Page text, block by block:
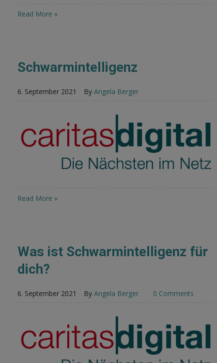
Read More »
Schwarmintelligenz
6. September 2021 By Angela Berger
Read More »
Was ist Schwarmintelligenz für
dich?
6. September 2021 By Angela Berger 0 Comments